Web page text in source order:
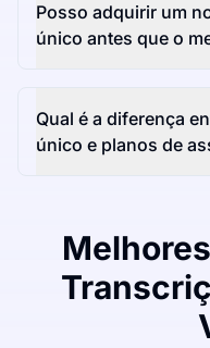
Posso adquirir um
único antes que o
Qual é a diferença
único e planos de